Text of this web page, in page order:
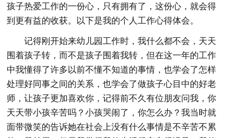
孩子热爱工作的一份心，只有拥有了，这份心，就会得
到更有益的收获。以下是我的个人工作心得体会。
记得刚开始来幼儿园工作时，我什么都不会，天天
围着孩子转，而不是孩子围着我转，但在这一年的工作
中我懂得了许多以前不懂不知道的事情，也学会了怎样
处理好同事之间的关系，也学会了做孩子心目中的好老
师，让孩子更加喜欢你，记得前不久有位朋友问我，你
天天带小孩辛苦吗？小孩哭闹了，你怎么办？我当时就
面带微笑的告诉她在社会上没有什么事情是不辛苦不累